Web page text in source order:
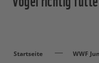
Startseite WWF